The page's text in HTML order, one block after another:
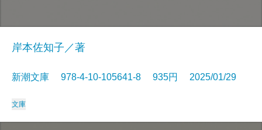
岸本佐知子／著
新潮文庫 978-4-10-105641-8 935円 2025/01/29
文庫